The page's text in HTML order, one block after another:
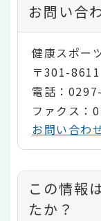
お問い合
健康スポー
〒301-
電話：
ファクス：
お問い合わ
コ
ン
この情報
たか？